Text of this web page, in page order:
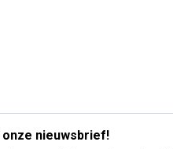
nieuwsbrief!